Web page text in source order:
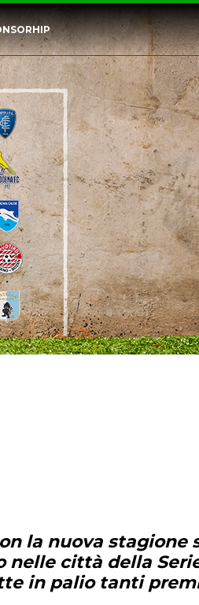
la nuova stagione
nelle città della
in palio tanti